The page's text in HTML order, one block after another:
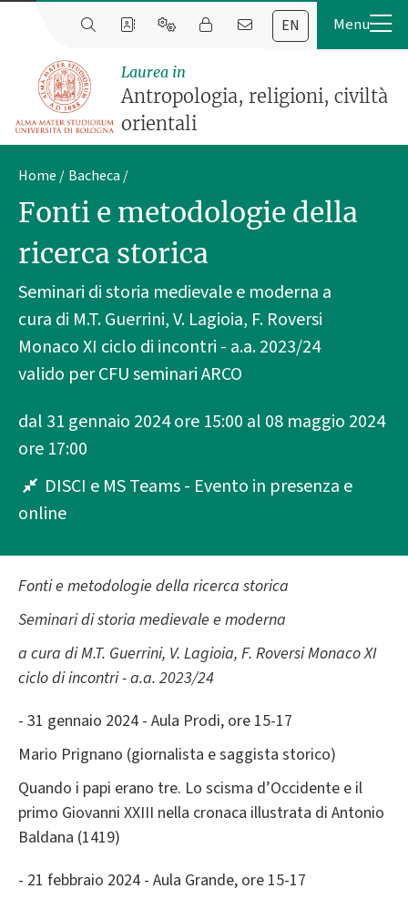
EN
Laurea in
Antropologia, religioni, civiltà
orientali
Home Bacheca
Fonti e metodologie della
ricerca storica
Seminari di storia medievale e moderna a
cura di M.T. Guerrini, V. Lagioia, F. Roversi
Monaco XI ciclo di incontri - a.a. 2023/24
valido per CFU seminari ARCO
dal 31 gennaio 2024 ore 15:00 al 08 maggio 2024
ore 17:00
DISCI e MS Teams - Evento in presenza e
online
Fonti e metodologie della ricerca storica
Seminari di storia medievale e moderna
a cura di M.T. Guerrini, V. Lagioia, F. Roversi Monaco XI
ciclo di incontri - a.a. 2023/24
- 31 gennaio 2024 - Aula Prodi, ore 15-17
Mario Prignano (giornalista e saggista storico)
Quando i papi erano tre. Lo scisma d’Occidente e il
primo Giovanni XXIII nella cronaca illustrata di Antonio
Baldana (1419)
- 21 febbraio 2024 - Aula Grande, ore 15-17